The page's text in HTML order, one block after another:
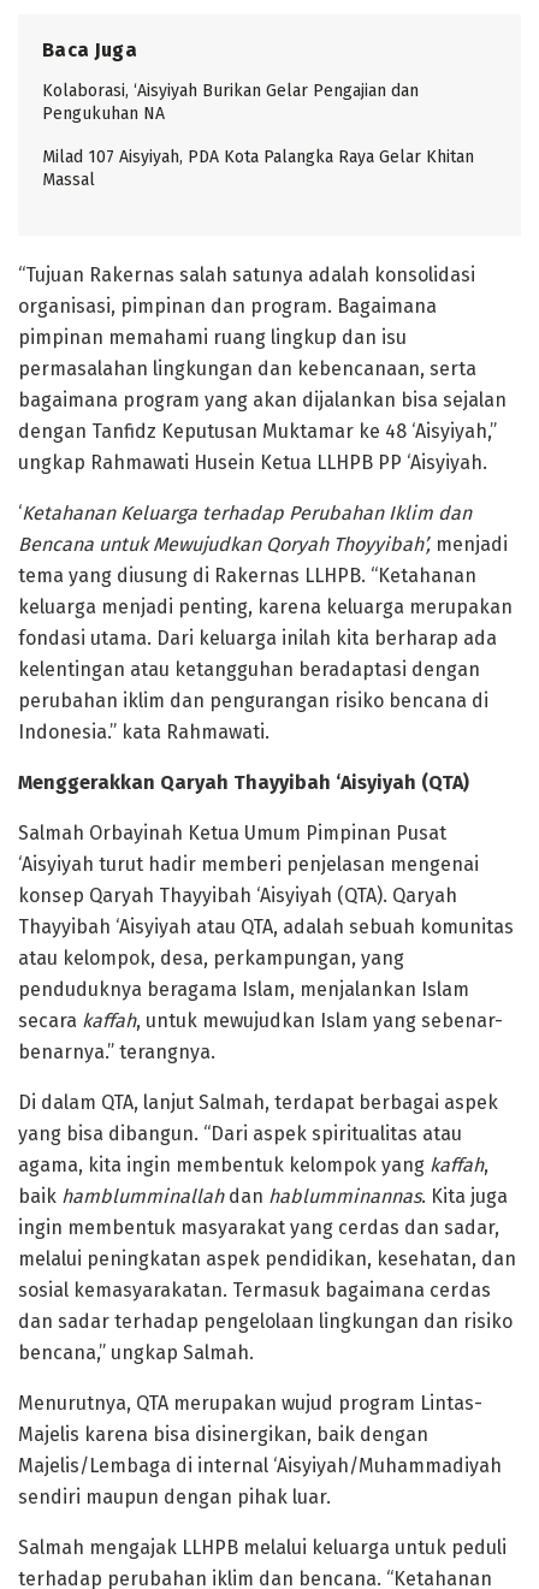
Baca Juga
Kolaborasi, ‘Aisyiyah Burikan Gelar Pengajian dan
Pengukuhan NA
Milad 107 Aisyiyah, PDA Kota Palangka Raya Gelar Khitan
Massal
“Tujuan Rakernas salah satunya adalah konsolidasi
organisasi, pimpinan dan program. Bagaimana
pimpinan memahami ruang lingkup dan isu
permasalahan lingkungan dan kebencanaan, serta
bagaimana program yang akan dijalankan bisa sejalan
dengan Tanfidz Keputusan Muktamar ke 48 ‘Aisyiyah,”
ungkap Rahmawati Husein Ketua LLHPB PP ‘Aisyiyah.
‘Ketahanan Keluarga terhadap Perubahan Iklim dan
Bencana untuk Mewujudkan Qoryah Thoyyibah’, menjadi
tema yang diusung di Rakernas LLHPB. “Ketahanan
keluarga menjadi penting, karena keluarga merupakan
fondasi utama. Dari keluarga inilah kita berharap ada
kelentingan atau ketangguhan beradaptasi dengan
perubahan iklim dan pengurangan risiko bencana di
Indonesia.” kata Rahmawati.
Menggerakkan Qaryah Thayyibah ‘Aisyiyah (QTA)
Salmah Orbayinah Ketua Umum Pimpinan Pusat
‘Aisyiyah turut hadir memberi penjelasan mengenai
konsep Qaryah Thayyibah ‘Aisyiyah (QTA). Qaryah
Thayyibah ‘Aisyiyah atau QTA, adalah sebuah komunitas
atau kelompok, desa, perkampungan, yang
penduduknya beragama Islam, menjalankan Islam
secara kaffah, untuk mewujudkan Islam yang sebenar-
benarnya.” terangnya.
Di dalam QTA, lanjut Salmah, terdapat berbagai aspek
yang bisa dibangun. “Dari aspek spiritualitas atau
agama, kita ingin membentuk kelompok yang kaffah,
baik hamblumminallah dan hablumminannas. Kita juga
ingin membentuk masyarakat yang cerdas dan sadar,
melalui peningkatan aspek pendidikan, kesehatan, dan
sosial kemasyarakatan. Termasuk bagaimana cerdas
dan sadar terhadap pengelolaan lingkungan dan risiko
bencana,” ungkap Salmah.
Menurutnya, QTA merupakan wujud program Lintas-
Majelis karena bisa disinergikan, baik dengan
Majelis/Lembaga di internal ‘Aisyiyah/Muhammadiyah
sendiri maupun dengan pihak luar.
Salmah mengajak LLHPB melalui keluarga untuk peduli
terhadap perubahan iklim dan bencana. “Ketahanan